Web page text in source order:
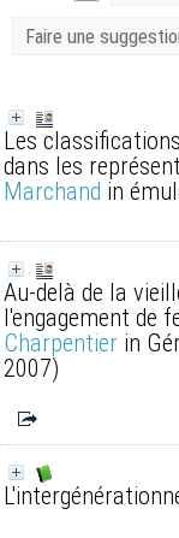
Faire une
Les
dans les
Marchand in
Au-delà de la
l'engagement de
Charpentier in
2007)